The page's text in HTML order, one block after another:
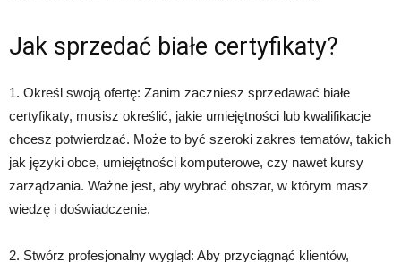
Jak sprzedać białe certyfikaty?
1. Określ swoją ofertę: Zanim zaczniesz sprzedawać białe
certyfikaty, musisz określić, jakie umiejętności lub kwalifikacje
chcesz potwierdzać. Może to być szeroki zakres tematów, takich
jak języki obce, umiejętności komputerowe, czy nawet kursy
zarządzania. Ważne jest, aby wybrać obszar, w którym masz
wiedzę i doświadczenie.
2. Stwórz profesjonalny wygląd: Aby przyciągnąć klientów,